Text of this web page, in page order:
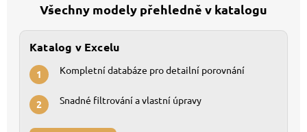
Všechny modely přehledně v katalogu
Katalog v Excelu
1 Kompletní databáze pro detailní porovnání
2 Snadné filtrování a vlastní úpravy